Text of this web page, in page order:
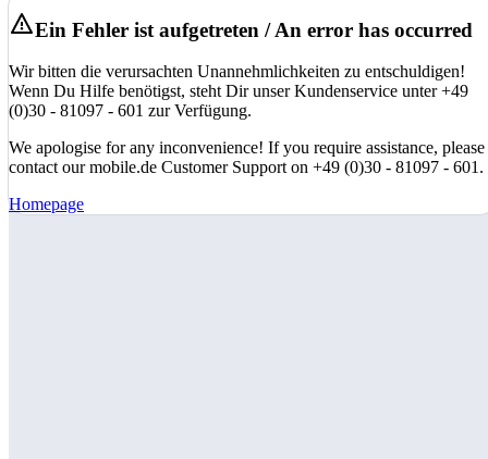
Ein Fehler ist aufgetreten / An error has occurred
Wir bitten die verursachten Unannehmlichkeiten zu entschuldigen!
Wenn Du Hilfe benötigst, steht Dir unser Kundenservice unter +49
(0)30 - 81097 - 601 zur Verfügung.
We apologise for any inconvenience! If you require assistance, please
contact our mobile.de Customer Support on +49 (0)30 - 81097 - 601.
Homepage